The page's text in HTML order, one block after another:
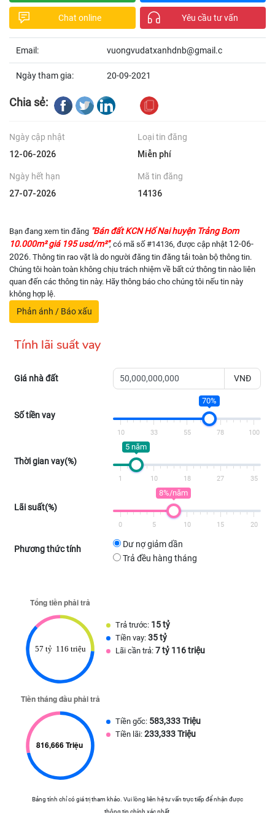
Chat online Yêu cầu tư vấn
Email: vuongvudatxanhdnb@gmail.c
Ngày tham gia: 20-09-2021
Chia sẻ:
Ngày cập nhật
12-06-2026
Loại tin đăng
Miễn phí
Ngày hết hạn
27-07-2026
Mã tin đăng
14136
Bạn đang xem tin đăng "Bán đất KCN Hố Nai huyện Trảng Bom
10.000m² giá 195 usd/m²", có mã số #14136, được cập nhật 12-06-
2026. Thông tin rao vặt là do người đăng tin đăng tải toàn bộ thông tin.
Chúng tôi hoàn toàn không chịu trách nhiệm về bất cứ thông tin nào liên
quan đến các thông tin này. Hãy thông báo cho chúng tôi nếu tin này
không hợp lệ.
Phản ánh / Báo xấu
Tính lãi suất vay
Giá nhà đất VNĐ
Số tiền vay
70%
10 33 55 78 100
Thời gian vay(%)
5 năm
1 10 18 27 35
Lãi suất(%)
8%/năm
0 5 10 15 20
Phương thức tính
Dư nợ giảm dần
Trả đều hàng tháng
Trả trước: 15 tỷ
Tiền vay: 35 tỷ
Lãi cần trả: 7 tỷ 116 triệu
Tiền gốc: 583,333 Triệu
Tiền lãi: 233,333 Triệu
Bảng tính chỉ có giá trị tham khảo. Vui lòng liên hệ tư vấn trực tiếp để nhận được
thông tin chính xác nhất.